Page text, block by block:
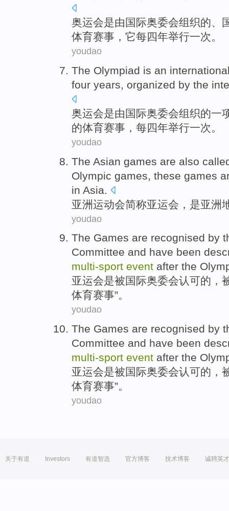
奥运会是由 国际奥委会组织的、
体育赛事，它每四年举行一次。
youdao
The Olympiad is an
four years, organized by the
奥运会是由 国际奥委会组织的一
的体育赛事， 每四年举行一次。
youdao
The Asian games are also
Olympic games, these games
in Asia
亚洲运动会简称亚运会 ， 是亚洲
youdao
The Games are recognised by
Committee and have been
multi-sport event after the
亚运会是被国际奥委会认可的 ，
体育赛事”。
youdao
The Games are recognised by
Committee and have been
multi-sport event after the
亚运会是被国际奥委会认可的 ，
体育赛事”。
youdao
关于有道 Investors 有道智选 官方博客 技术博客 诚聘英才